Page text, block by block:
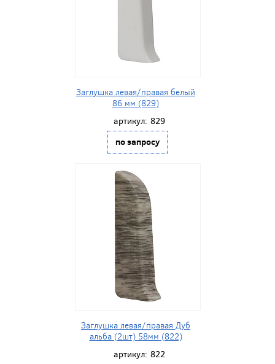
Заглушка левая/правая белый
86 мм (829)
артикул: 829
по запросу
Заглушка левая/правая Дуб
альба (2шт) 58мм (822)
артикул: 822